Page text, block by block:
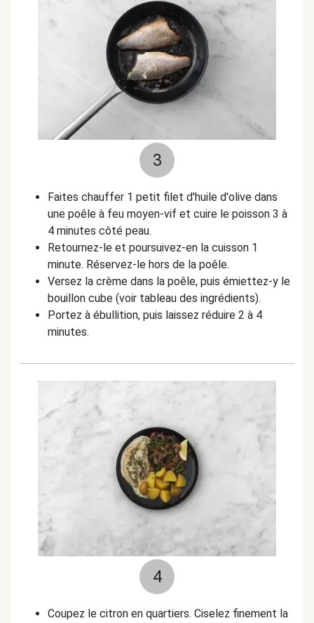
3
Faites chauffer 1 petit filet d'huile d'olive dans
une poêle à feu moyen-vif et cuire le poisson 3 à
4 minutes côté peau.
Retournez-le et poursuivez-en la cuisson 1
minute. Réservez-le hors de la poêle.
Versez la crème dans la poêle, puis émiettez-y le
bouillon cube (voir tableau des ingrédients).
Portez à ébullition, puis laissez réduire 2 à 4
minutes.
4
Coupez le citron en quartiers. Ciselez finement la